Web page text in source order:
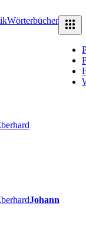
Wörterbücher
Johann